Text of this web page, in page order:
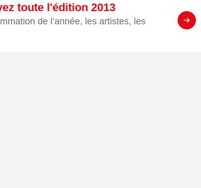
toute l'édition 2013
de l’année, les artistes, les